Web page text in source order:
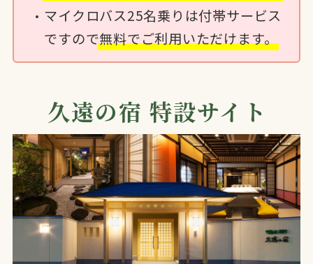
マイクロバス25名乗りは付帯サービス
ですので無料でご利用いただけます。
久遠の宿 特設サイト